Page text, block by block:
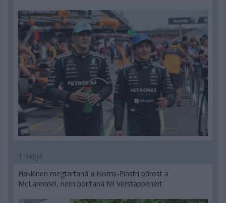
1 napja
Hakkinen megtartaná a Norris-Piastri párost a
McLarennél, nem borítaná fel Verstappenért